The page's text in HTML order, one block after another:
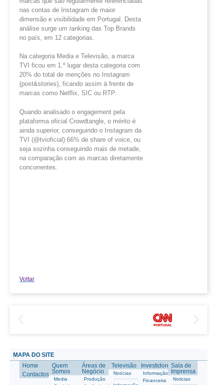
nas contas de Instagram de maior
dimensão e visibilidade em Portugal. Desta
análise surge um ranking das Top Brands
no país, em 12 categorias.
Na categoria Media e Televisão, a marca
TVI ficou em 1.º lugar desta categoria com
20% do total de menções no Instagram
(post&stories), ficando assim à frente de
marcas como Netflix, SIC ou RTP.
Quando analisado o engagement pela
plataforma oficial Crowdtangle, o mérito é
ainda superior, conseguindo o Instagram da
TVI (@tvioficial) 66% de share of voice, ou
seja sozinha conseguindo mais de metade,
na comparação com as marcas diretamente
concorrentes.
Voltar
MAPA DO SITE
Home
Contactos
Quem
Somos
Media
Áreas de
Negócio
Produção
Televisão
Notícias
Investidores
Informação
Financeira
Sala de
Imprensa
Noticias